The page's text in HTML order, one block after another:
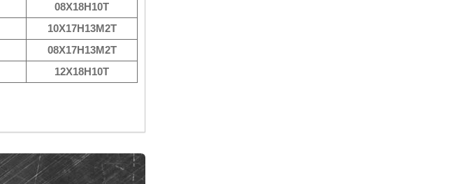
08Х18Н10Т
10Х17Н13М2Т
08Х17Н13М2Т
12Х18Н10Т